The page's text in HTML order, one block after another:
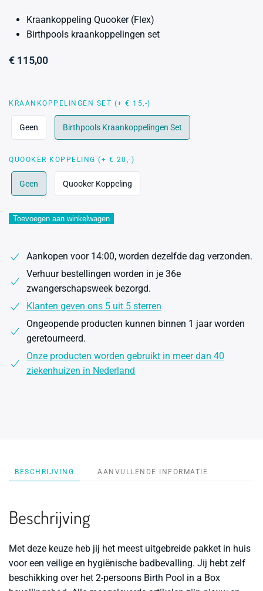
Kraankoppeling Quooker (Flex)
Birthpools kraankoppelingen set
€ 115,00
KRAANKOPPELINGEN SET (+ € 15,-)
Geen Birthpools Kraankoppelingen Set
QUOOKER KOPPELING (+ € 20,-)
Geen Quooker Koppeling
Toevoegen aan winkelwagen
Aankopen voor 14:00, worden dezelfde dag verzonden.
Verhuur bestellingen worden in je 36e
zwangerschapsweek bezorgd.
Klanten geven ons 5 uit 5 sterren
Ongeopende producten kunnen binnen 1 jaar worden
geretourneerd.
Onze producten worden gebruikt in meer dan 40
ziekenhuizen in Nederland
BESCHRIJVING AANVULLENDE INFORMATIE
Beschrijving
Met deze keuze heb jij het meest uitgebreide pakket in huis
voor een veilige en hygiënische badbevalling. Jij hebt zelf
beschikking over het 2-persoons Birth Pool in a Box